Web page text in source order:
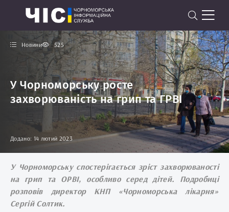
Новини 525
У Чорноморську росте
захворюваність на грип та ГРВІ
Додано: 14 лютий 2023
У Чорноморську спостерігається зріст захворюваності
на грип та ОРВІ, особливо серед дітей. Подробиці
розповів директор КНП «Чорноморська лікарня»
Сергій Солтик.